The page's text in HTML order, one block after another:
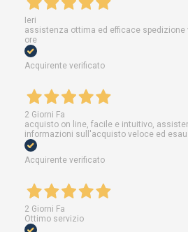
Ieri
assistenza ottima ed efficace spedizione
ore
Acquirente verificato
2 Giorni Fa
acquisto on line, facile e intuitivo,
informazioni sull'acquisto veloce ed
Acquirente verificato
2 Giorni Fa
Ottimo servizio